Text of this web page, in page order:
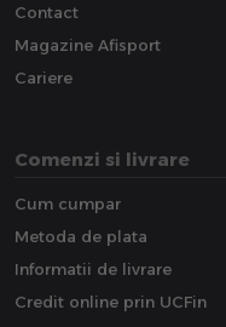
Contact
Magazine Afisport
Cariere
Comenzi si livrare
Cum cumpar
Metoda de plata
Informatii de livrare
Credit online prin UCFin